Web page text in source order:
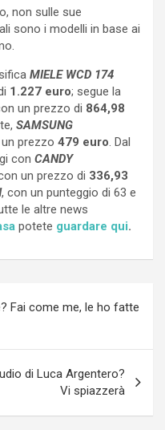
non sulle sue
sono i modelli in base ai
MIELE WCD 174
1.227 euro; segue la
un prezzo di 864,98
SAMSUNG
prezzo 479 euro. Dal
con CANDY
un prezzo di 336,93
, con un punteggio di 63 e
le altre news
potete guardare qui.
Fai come me, le ho fatte
di Luca Argentero?
Vi spiazzerà